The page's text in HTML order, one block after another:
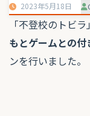
2023年5月18日
「不登校のトビ
もとゲームとの付
ンを行いました。